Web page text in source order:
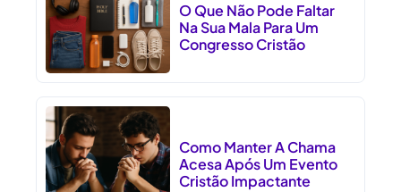
O Que Não Pode Faltar
Na Sua Mala Para Um
Congresso Cristão
Como Manter A Chama
Acesa Após Um Evento
Cristão Impactante